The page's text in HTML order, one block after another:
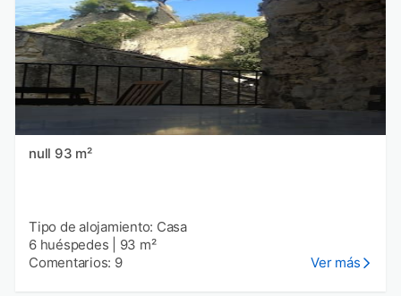
null 93 m²
Tipo de alojamiento: Casa
6 huéspedes
93 m²
Comentarios: 9
Ver más